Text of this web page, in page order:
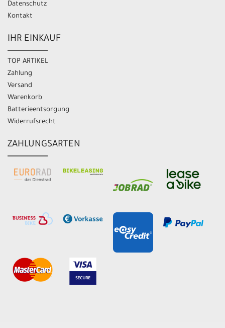
Datenschutz
Kontakt
IHR EINKAUF
TOP ARTIKEL
Zahlung
Versand
Warenkorb
Batterieentsorgung
Widerrufsrecht
ZAHLUNGSARTEN